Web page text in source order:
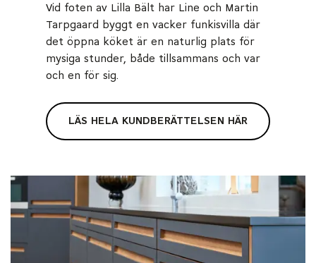
Vid foten av Lilla Bält har Line och Martin
Tarpgaard byggt en vacker funkisvilla där
det öppna köket är en naturlig plats för
mysiga stunder, både tillsammans och var
och en för sig.
LÄS HELA KUNDBERÄTTELSEN HÄR